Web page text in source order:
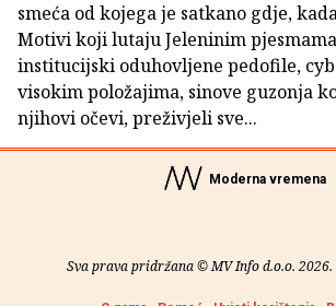
smeća od kojega je satkano gdje,
Motivi koji lutaju Jeleninim
institucijski oduhovljene pedofile,
visokim položajima, sinove guzonja
njihovi očevi, preživjeli sve...
Moderna vremena
Sva prava pridržana © MV Info d.o.o.